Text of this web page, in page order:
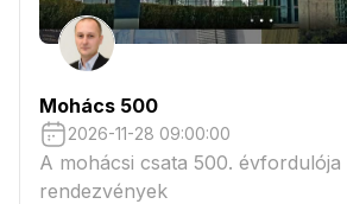
Mohács 500
2026-11-28 09:00:00
A mohácsi csata 500.
rendezvények